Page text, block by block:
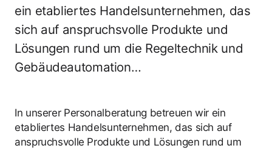
ein etabliertes Handelsunternehmen, das
sich auf anspruchsvolle Produkte und
Lösungen rund um die Regeltechnik und
Gebäudeautomation…
In unserer Personalberatung betreuen wir ein
etabliertes Handelsunternehmen, das sich auf
anspruchsvolle Produkte und Lösungen rund um